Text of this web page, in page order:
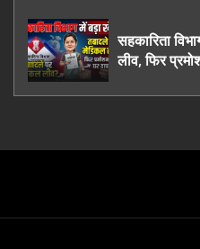
सहकारिता
लीव, फिर